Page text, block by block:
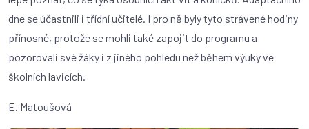
dne se účastnili i třídní učitelé. I pro ně byly tyto strávené hodiny
přínosné, protože se mohli také zapojit do programu a
pozorovali své žáky i z jiného pohledu než během výuky ve
školních lavicích.
E. Matoušová